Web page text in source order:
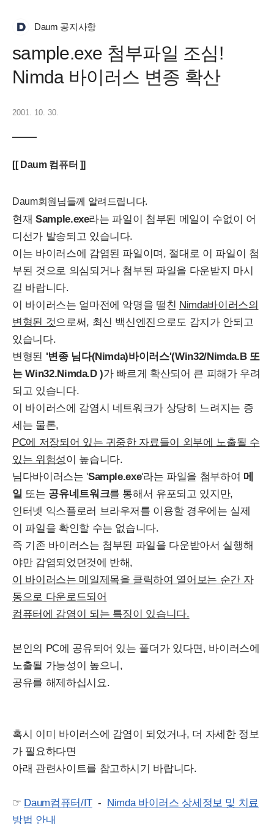
Daum 공지사항
sample.exe 첨부파일 조심!
Nimda 바이러스 변종 확산
2001. 10. 30.
[[ Daum 컴퓨터 ]]
Daum회원님들께 알려드립니다.
현재 Sample.exe라는 파일이 첨부된 메일이 수없이 어
디선가 발송되고 있습니다.
이는 바이러스에 감염된 파일이며, 절대로 이 파일이 첨
부된 것으로 의심되거나 첨부된 파일을 다운받지 마시
길 바랍니다.
이 바이러스는 얼마전에 악명을 떨친 Nimda바이러스의
변형된 것으로써, 최신 백신엔진으로도 감지가 안되고
있습니다.
변형된 '변종 님다(Nimda)바이러스'(Win32/Nimda.B 또
는 Win32.Nimda.D )가 빠르게 확산되어 큰 피해가 우려
되고 있습니다.
이 바이러스에 감염시 네트워크가 상당히 느려지는 증
세는 물론,
PC에 저장되어 있는 귀중한 자료들이 외부에 노출될 수
있는 위험성이 높습니다.
님다바이러스는 'Sample.exe'라는 파일을 첨부하여 메
일 또는 공유네트워크를 통해서 유포되고 있지만,
인터넷 익스플로러 브라우저를 이용할 경우에는 실제
이 파일을 확인할 수는 없습니다.
즉 기존 바이러스는 첨부된 파일을 다운받아서 실행해
야만 감염되었던것에 반해,
이 바이러스는 메일제목을 클릭하여 열어보는 순간 자
동으로 다운로드되어
컴퓨터에 감염이 되는 특징이 있습니다.
본인의 PC에 공유되어 있는 폴더가 있다면, 바이러스에
노출될 가능성이 높으니,
공유를 해제하십시요.
혹시 이미 바이러스에 감염이 되었거나, 더 자세한 정보
가 필요하다면
아래 관련사이트를 참고하시기 바랍니다.
☞ Daum컴퓨터/IT- Nimda 바이러스 상세정보 및 치료
방법 안내